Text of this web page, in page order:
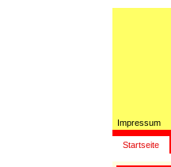
Impressum
Startseite